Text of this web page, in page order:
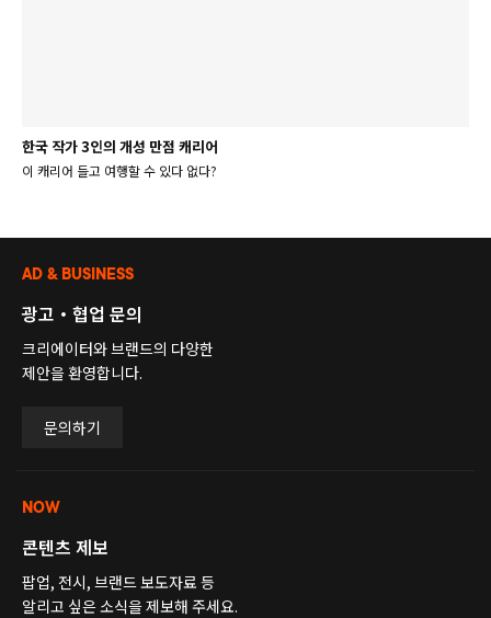
한국 작가 3인의 개성 만점 캐리어
이 캐리어 들고 여행할 수 있다 없다?
AD & BUSINESS
광고・협업 문의
크리에이터와 브랜드의 다양한
제안을 환영합니다.
문의하기
NOW
콘텐츠 제보
팝업, 전시, 브랜드 보도자료 등
알리고 싶은 소식을 제보해 주세요.